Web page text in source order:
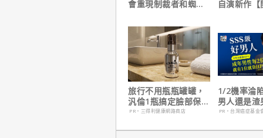
會重現制裁者和蜘蛛
姆霍蘭這樣說！
自演新作
旅行不用瓶瓶罐罐，
汎倫1瓶搞定臉部保
養！
PR・三得利健康網路商店
1/2機率淪
男人還是渣
在這
PR・台灣癌症基金